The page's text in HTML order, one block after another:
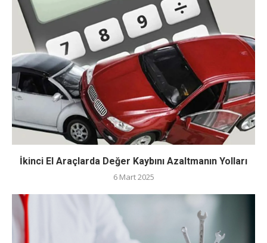
İkinci El Araçlarda Değer Kaybını Azaltmanın Yolları
6 Mart 2025